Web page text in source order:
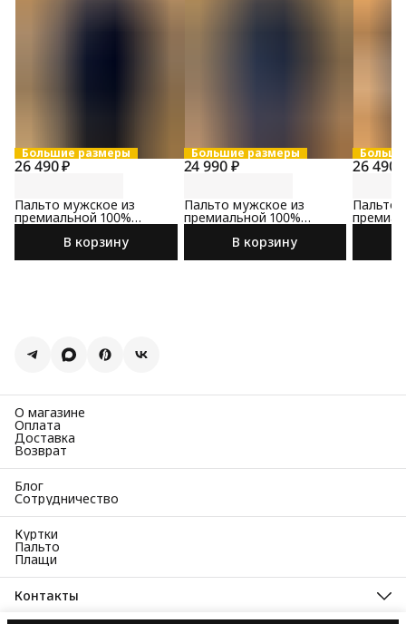
Большие размеры
26 490 ₽
Пальто мужское из
премиальной 100%
В корзину
Большие размеры
24 990 ₽
Пальто мужское из
премиальной 100%
В корзину
26 490
Пальто
О магазине
Оплата
Доставка
Возврат
Блог
Сотрудничество
Куртки
Пальто
Плащи
Контакты
Адрес